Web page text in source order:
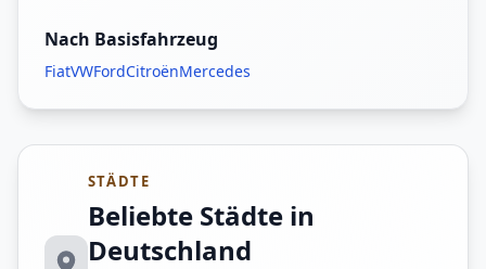
Nach Basisfahrzeug
FiatVWFordCitroënMercedes
STÄDTE
Beliebte Städte in
Deutschland